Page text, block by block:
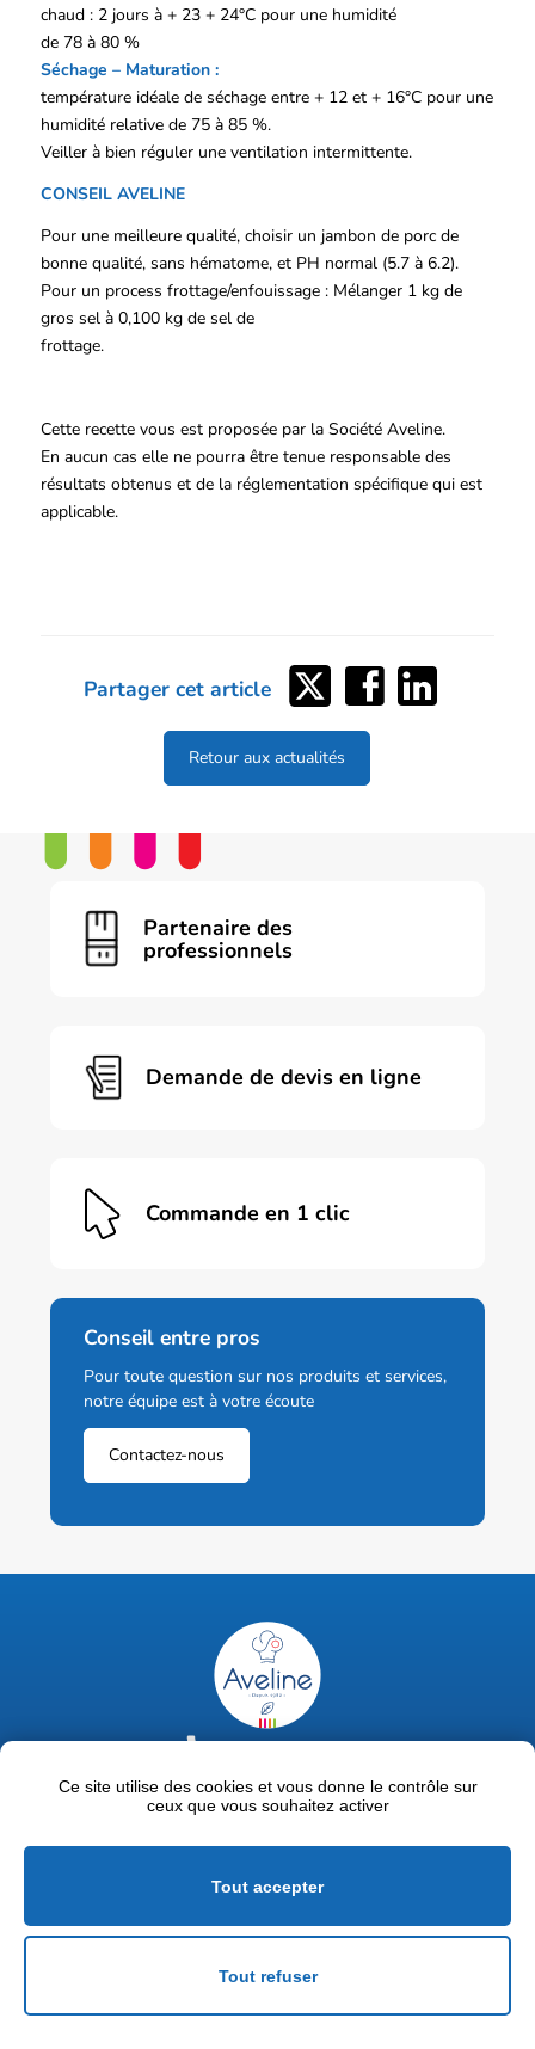
chaud : 2 jours à + 23 + 24°C pour une humidité
de 78 à 80 %
Séchage – Maturation :
température idéale de séchage entre + 12 et + 16°C pour une
humidité relative de 75 à 85 %.
Veiller à bien réguler une ventilation intermittente.
CONSEIL AVELINE
Pour une meilleure qualité, choisir un jambon de porc de
bonne qualité, sans hématome, et PH normal (5.7 à 6.2).
Pour un process frottage/enfouissage : Mélanger 1 kg de
gros sel à 0,100 kg de sel de
frottage.
Cette recette vous est proposée par la Société Aveline.
En aucun cas elle ne pourra être tenue responsable des
résultats obtenus et de la réglementation spécifique qui est
applicable.
Partager cet article
Partager
sur
Twitter
Partager
sur
Facebook
Partager
sur
Retour aux actualités
Partenaire des
professionnels
Demande de devis en ligne
Commande en 1 clic
Conseil entre pros
Pour toute question sur nos produits et services,
notre équipe est à votre écoute
Contactez-nous
02 47 63 18 92
contact@avelinepro.fr
Mentions légales
Ce site utilise des cookies et vous donne le contrôle sur
ceux que vous souhaitez activer
Tout accepter
Tout refuser